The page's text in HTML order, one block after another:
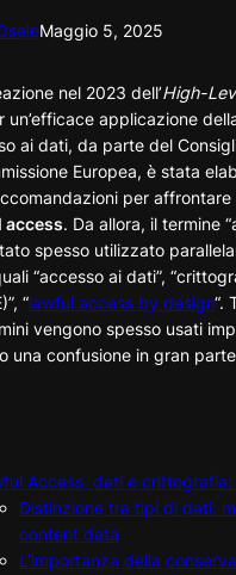
Maggio 5, 2025
nel 2023 dell’High-
un’efficace applicazione
ai dati, da parte del
Europea, è stata
per affrontare
access. Da allora, il termine
spesso utilizzato
“accesso ai dati”,
“lawful access by design“.
vengono spesso usati
una confusione in gran
Access, dati e
Distinzione tra tipi di dati:
content data
L’importanza della